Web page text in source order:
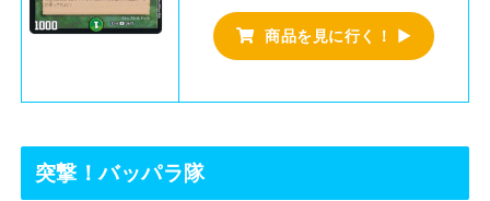
商品を見に行く！ ▶
突撃！バッパラ隊